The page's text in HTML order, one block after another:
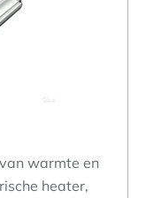
warmte en
heater,